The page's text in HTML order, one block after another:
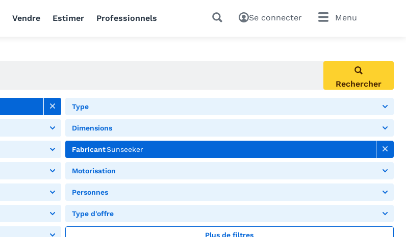
Vendre Estimer Professionnels Se connecter Menu
Rechercher
Type
Dimensions
FabricantSunseeker
Motorisation
Personnes
Type d'offre
Plus de filtres